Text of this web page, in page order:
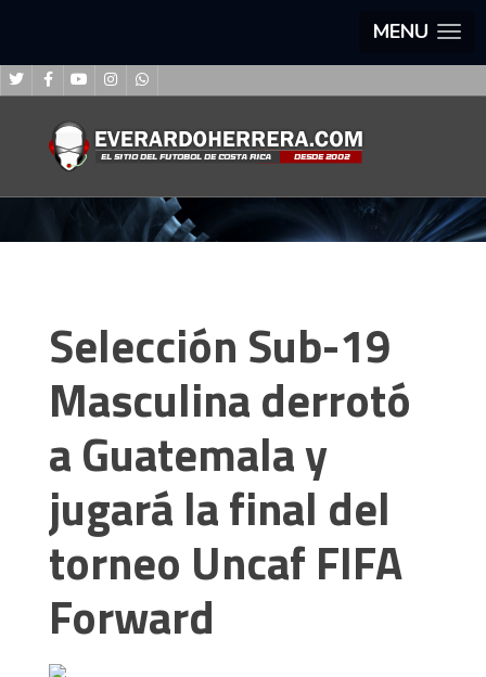
MENU
Selección Sub-19
Masculina derrotó
a Guatemala y
jugará la final del
torneo Uncaf FIFA
Forward